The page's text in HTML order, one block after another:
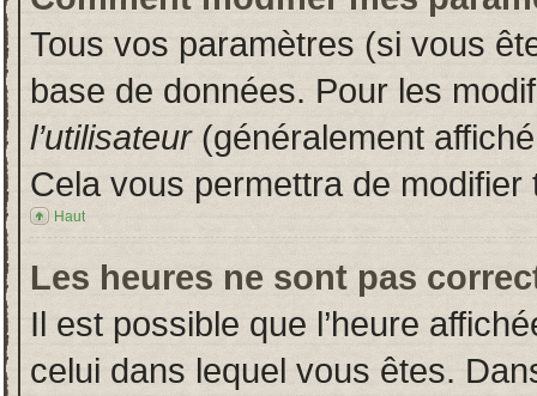
Tous vos paramètres (si vous
base de données. Pour les
l’utilisateur(généralement
Cela vous permettra de
Haut
Les heures ne sont pas
Il est possible que l’heure
celui dans lequel vous êtes.